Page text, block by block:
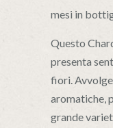
mesi in
Questo
presenta
fiori.
aromatiche,
grande